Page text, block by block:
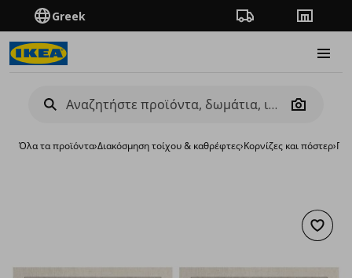
Greek Πορεία παραγγελίας
Camera
Όλα τα προϊόντα›Διακόσμηση τοίχου & καθρέφτες›Κορνίζες και πόστερ›